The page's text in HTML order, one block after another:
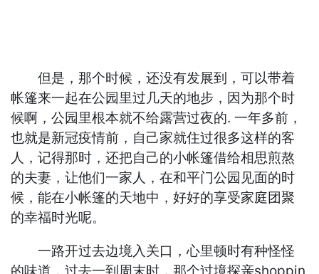
但是，那个时候，还没有发展到，可以带着
帐篷来一起在公园里过几天的地步，因为那个时
候啊，公园里根本就不给露营过夜的. 一年多前，
也就是新冠疫情前，自己家就住过很多这样的客
人，记得那时，还把自己的小帐篷借给相思煎熬
的夫妻，让他们一家人，在和平门公园见面的时
候，能在小帐篷的天地中，好好的享受家庭团聚
的幸福时光呢。
一路开过去边境入关口，心里顿时有种怪怪